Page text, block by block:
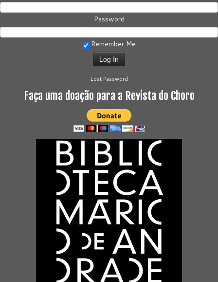
Password
Remember Me
Lost Password
Faça uma doação para a Revista do Choro